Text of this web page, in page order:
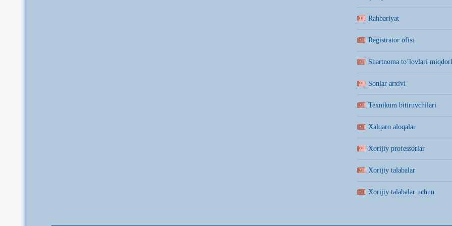
Rahbariyat
Registrator ofisi
Shartnoma to’lovlari
Sonlar arxivi
Texnikum bitiruvchilari
Xalqaro aloqalar
Xorijiy professorlar
Xorijiy talabalar
Xorijiy talabalar uchun